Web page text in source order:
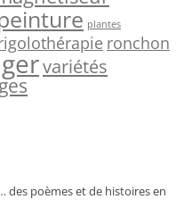
plantes
ronchon
variétés
des poèmes et de histoires en